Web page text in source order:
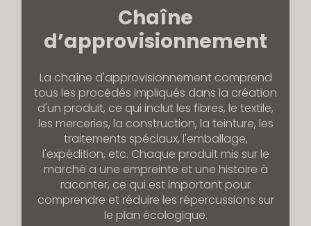
Chaîne
d’approvisionnement
La chaîne d'approvisionnement comprend
tous les procédés impliqués dans la création
d'un produit, ce qui inclut les fibres, le textile,
les merceries, la construction, la teinture, les
traitements spéciaux, l'emballage,
l'expédition, etc. Chaque produit mis sur le
marché a une empreinte et une histoire à
raconter, ce qui est important pour
comprendre et réduire les répercussions sur
le plan écologique.